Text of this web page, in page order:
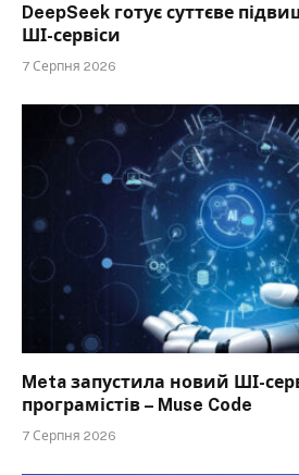
DeepSeek готує суттєве
ШІ-сервіси
7 Серпня 2026
Meta запустила новий ШІ-
програмістів – Muse Code
7 Серпня 2026